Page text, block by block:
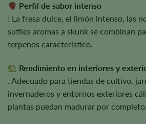
Perfil de sabor intenso
: La fresa dulce, el limón intenso, las
sutiles aromas a skunk se combinan
terpenos característico.
Rendimiento en interiores y
. Adecuado para tiendas de cultivo,
invernaderos y entornos exteriores
plantas puedan madurar por completo.